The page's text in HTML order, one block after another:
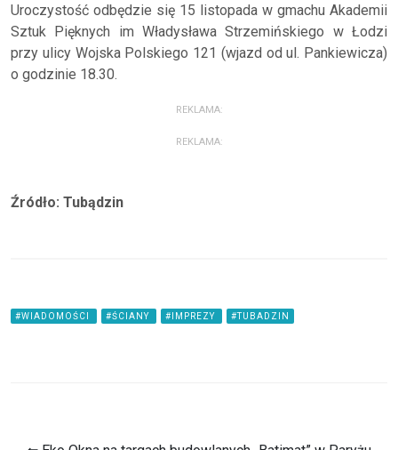
Uroczystość odbędzie się 15 listopada w gmachu Akademii
Sztuk Pięknych im Władysława Strzemińskiego w Łodzi
przy ulicy Wojska Polskiego 121 (wjazd od ul. Pankiewicza)
o godzinie 18.30.
REKLAMA:
REKLAMA:
Źródło: Tubądzin
#WIADOMOŚCI #ŚCIANY #IMPREZY #TUBADZIN